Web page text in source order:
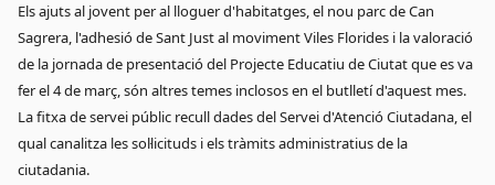
Els ajuts al jovent per al lloguer d'habitatges, el nou parc de Can
Sagrera, l'adhesió de Sant Just al moviment Viles Florides i la valoració
de la jornada de presentació del Projecte Educatiu de Ciutat que es va
fer el 4 de març, són altres temes inclosos en el butlletí d'aquest mes.
La fitxa de servei públic recull dades del Servei d'Atenció Ciutadana, el
qual canalitza les sol·licituds i els tràmits administratius de la
ciutadania.